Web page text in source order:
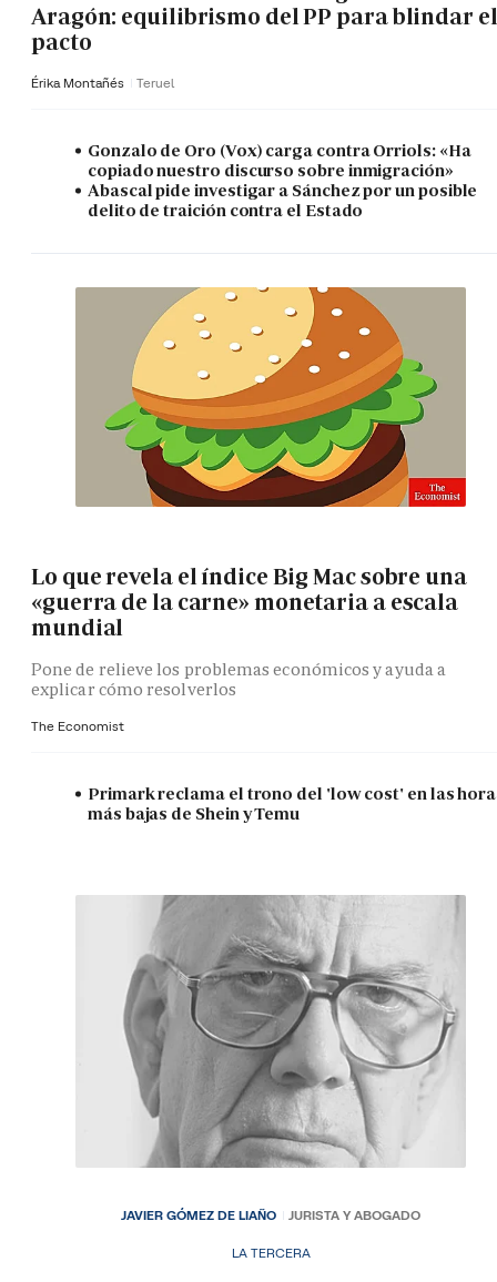
Aragón: equilibrismo del PP para blindar el
pacto
Érika Montañés Teruel
Gonzalo de Oro (Vox) carga contra Orriols: «Ha
copiado nuestro discurso sobre inmigración»
Abascal pide investigar a Sánchez por un posible
delito de traición contra el Estado
Lo que revela el índice Big Mac sobre una
«guerra de la carne» monetaria a escala
mundial
Pone de relieve los problemas económicos y ayuda a
explicar cómo resolverlos
The Economist
Primark reclama el trono del 'low cost' en las
más bajas de Shein y Temu
LA TERCERA
JAVIER GÓMEZ DE LIAÑO JURISTA Y ABOGADO